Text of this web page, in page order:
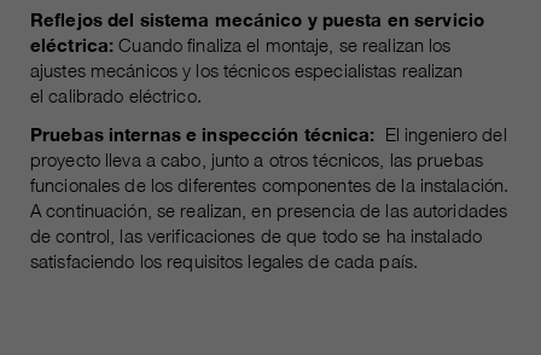
Reflejos del sistema mecánico y puesta en servicio
eléctrica: Cuando finaliza el montaje, se realizan los
ajustes mecánicos y los técnicos especialistas realizan
el calibrado eléctrico.
Pruebas internas e inspección técnica: El ingeniero del
proyecto lleva a cabo, junto a otros técnicos, las pruebas
funcionales de los diferentes componentes de la instalación.
A continuación, se realizan, en presencia de las autoridades
de control, las verificaciones de que todo se ha instalado
satisfaciendo los requisitos legales de cada país.